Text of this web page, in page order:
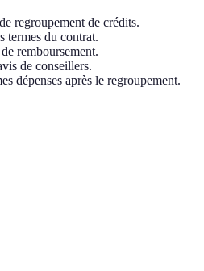
regroupement de crédits.
termes du contrat.
remboursement.
de conseillers.
dépenses après le regroupement.